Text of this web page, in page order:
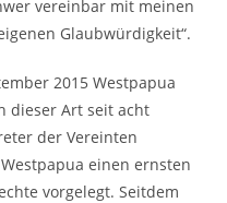
vereinbar mit meinen
Glaubwürdigkeit“.
2015 Westpapua
dieser Art seit acht
der Vereinten
einen ernsten
vorgelegt. Seitdem